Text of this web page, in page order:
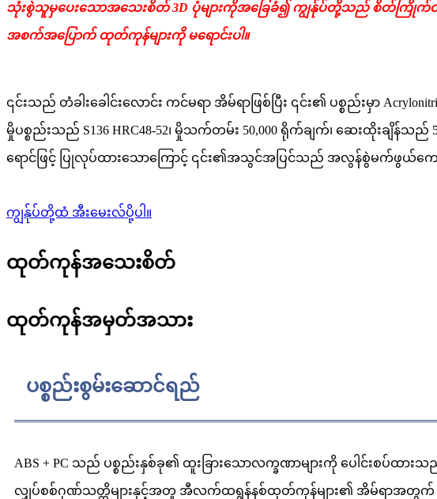
သုံးစွဲသူမှပေးသောအသေးစိတ် 3D ပုံများကိုအခြေခံ၍ ကျွန်ုပ်တို့သည် စိတ်ကြိုက်ဝ
အစက်အပြောက် ထုတ်ကုန်များကို မရောင်းပါ။
၎င်းသည် တံခါးခေါင်းလောင်း ကင်မရာ အိမ်ရာဖြစ်ပြီး ၎င်း၏ ပစ္စည်းမှာ
မှိုပစ္စည်းသည် S136 HRC48-52၊ မှိုသက်တမ်း 50,000 ရိုက်ချက်၊ ဆေးထိုးခ
ရောင်ဖြင့် ပြုလုပ်ထားသောကြောင့် ၎င်း၏အသွင်အပြင်သည် အလွန်စွဲမက်ဖွယ်က
ကျွန်ုပ်တို့ထံ အီးမေးလ်ပို့ပါ။
ထုတ်ကုန်အသေးစိတ်
ထုတ်ကုန်အမှတ်အသား
ပစ္စည်းစွမ်းဆောင်ရည်
ABS + PC သည် ပစ္စည်းနှစ်ခု၏ ထူးခြားသောလက္ခဏာများကို ပေါင်းစပ်ထား
လျှပ်စစ်ဂုဏ်သတ္တိများနှင့်အတူ အီလက်ထရွန်နစ်ထုတ်ကုန်များ၏ အိမ်ရာအတွက်